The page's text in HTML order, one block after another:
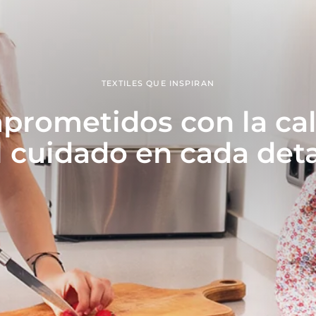
TEXTILES QUE INSPIRAN
con la
cuidado en cada